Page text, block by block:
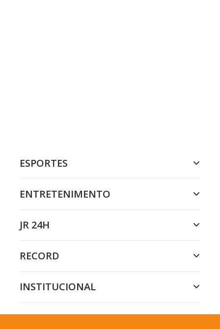
ESPORTES
ENTRETENIMENTO
JR 24H
RECORD
INSTITUCIONAL